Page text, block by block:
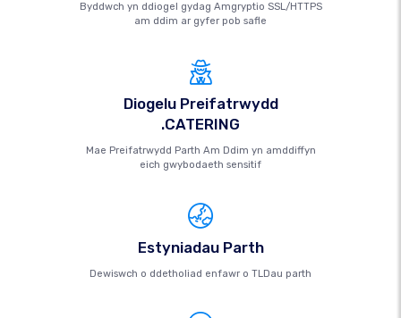
Byddwch yn ddiogel gydag Amgryptio SSL/HTTPS
am ddim ar gyfer pob safle
Diogelu Preifatrwydd
.CATERING
Mae Preifatrwydd Parth Am Ddim yn amddiffyn
eich gwybodaeth sensitif
Estyniadau Parth
Dewiswch o ddetholiad enfawr o TLDau parth